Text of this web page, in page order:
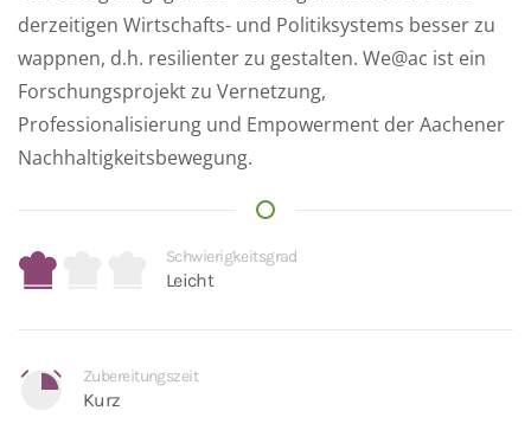
derzeitigen Wirtschafts- und Politiksystems besser zu
wappnen, d.h. resilienter zu gestalten. We@ac ist ein
Forschungsprojekt zu Vernetzung,
Professionalisierung und Empowerment der Aachener
Nachhaltigkeitsbewegung.
Schwierigkeitsgrad
Leicht
Zubereitungszeit
Kurz